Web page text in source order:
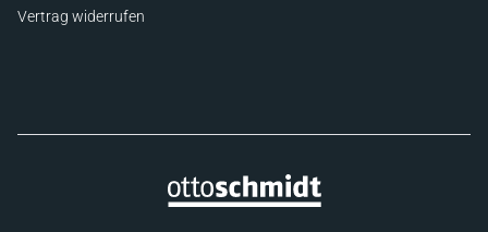
Vertrag widerrufen